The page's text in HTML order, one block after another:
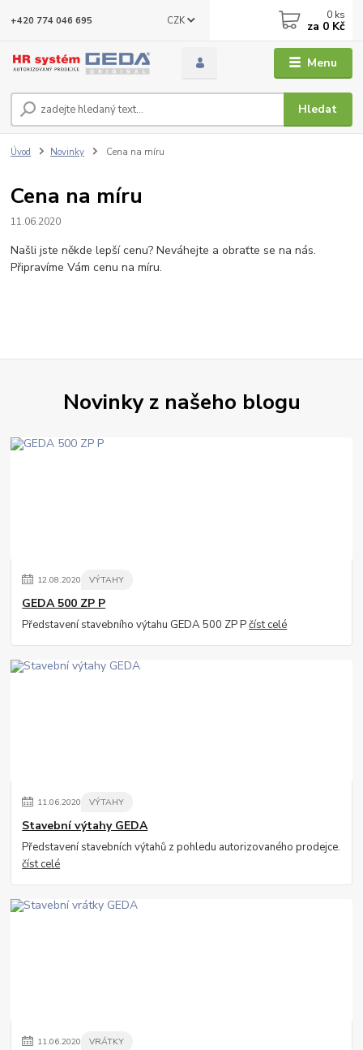
Menu
CZK
Hledat
+420 774 046 695 0 ks
za 0 Kč
Úvod Novinky Cena na míru
Cena na míru
11.06.2020
Našli jste někde lepší cenu? Neváhejte a obraťte se na nás.
Připravíme Vám cenu na míru.
Novinky z našeho blogu
12.08.2020 VÝTAHY
GEDA 500 ZP P
Představení stavebního výtahu GEDA 500 ZP Pčíst celé
11.06.2020 VÝTAHY
Stavební výtahy GEDA
Představení stavebních výtahů z pohledu autorizovaného prodejce.
číst celé
11.06.2020 VRÁTKY